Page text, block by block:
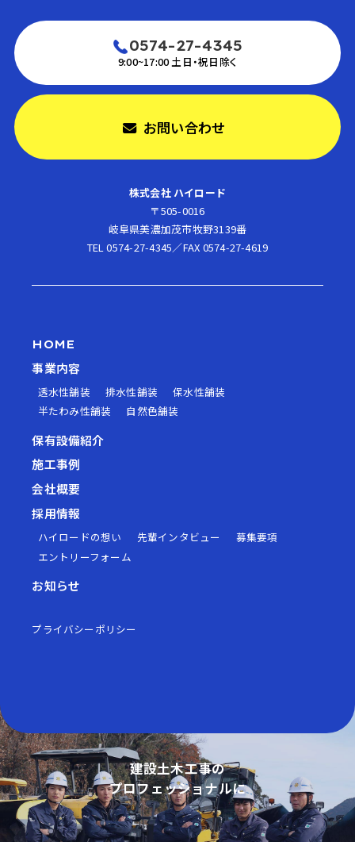
0574-27-4345
9:00~17:00 土日・祝日除く
お問い合わせ
株式会社 ハイロード
〒505-0016
岐阜県美濃加茂市牧野3139番
TEL 0574-27-4345／FAX 0574-27-4619
HOME
事業内容
透水性舗装
排水性舗装
保水性舗装
半たわみ性舗装
自然色舗装
保有設備紹介
施工事例
会社概要
採用情報
ハイロードの想い
先輩インタビュー
募集要項
エントリーフォーム
お知らせ
プライバシーポリシー
建設土木工事の
プロフェッショナルに